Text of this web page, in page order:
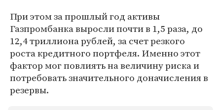
При этом за прошлый год активы
Газпромбанка выросли почти в 1,5 раза, до
12,4 триллиона рублей, за счет резкого
роста кредитного портфеля. Именно этот
фактор мог повлиять на величину риска и
потребовать значительного доначисления в
резервы.